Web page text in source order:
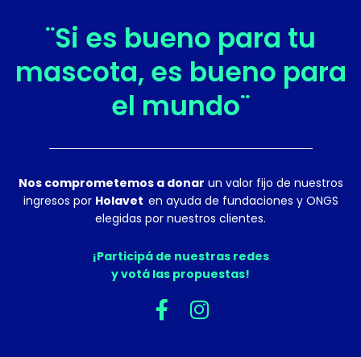
¨Si es bueno para tu
mascota, es bueno para
el mundo¨
Nos comprometemos a donar un valor fijo de nuestros
ingresos por Holavet en ayuda de fundaciones y ONGS
elegidas por nuestros clientes.
¡Participá de nuestras redes
y votá las propuestas!
F
a
I